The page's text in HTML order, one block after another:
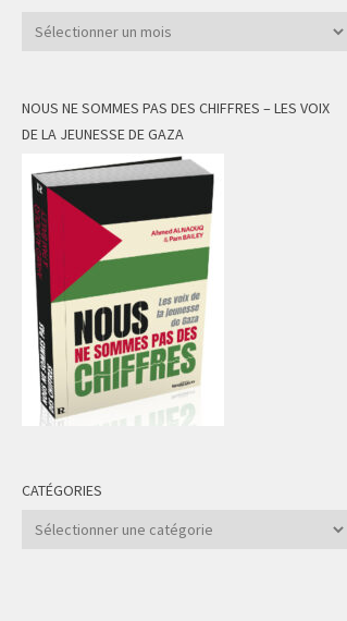
Archives
NOUS NE SOMMES PAS DES CHIFFRES – LES VOIX
DE LA JEUNESSE DE GAZA
CATÉGORIES
Catégories